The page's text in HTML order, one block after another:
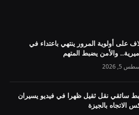
على أولوية المرور ينتهي باعتداء في
والأمن يضبط المتهم
5, 2026
سائقي نقل ثقيل ظهرا في فيديو يسيران
الاتجاه بالجيزة